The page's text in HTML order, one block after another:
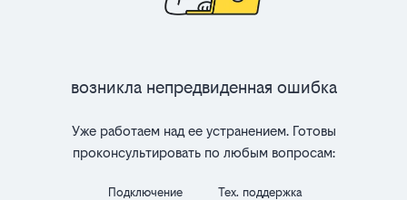
Возникла непредвиденная ошибка
Уже работаем над ее устранением. Готовы
проконсультировать по любым вопросам:
Подключение Тех. поддержка